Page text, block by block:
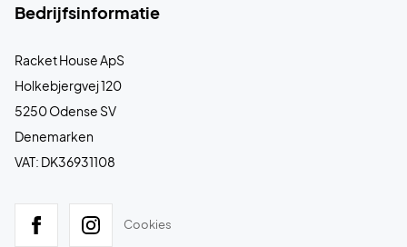
Bedrijfsinformatie
Racket House ApS
Holkebjergvej 120
5250 Odense SV
Denemarken
VAT: DK36931108
Cookies